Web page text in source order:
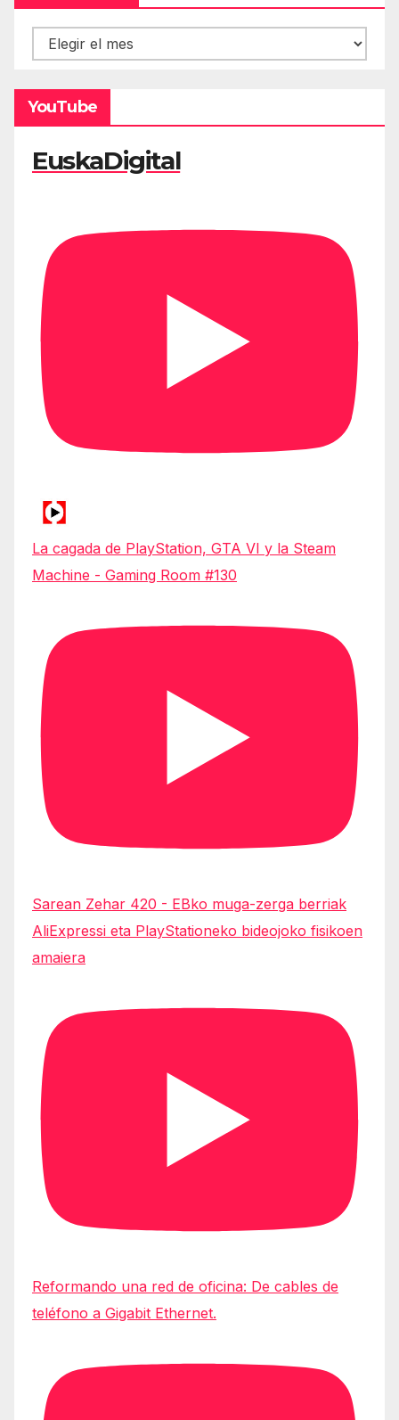
Hemeroteca
YouTube
EuskaDigital
La cagada de PlayStation, GTA VI y la Steam
Machine - Gaming Room #130
Sarean Zehar 420 - EBko muga-zerga berriak
AliExpressi eta PlayStationeko bideojoko fisikoen
amaiera
Reformando una red de oficina: De cables de
teléfono a Gigabit Ethernet.